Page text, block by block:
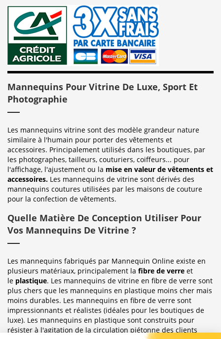
Mannequins Pour Vitrine De Luxe, Sport Et
Photographie
Les mannequins vitrine sont des modèle grandeur nature
similaire à l'humain pour porter des vêtements et
accessoires. Principalement utilisés dans les boutiques, par
les photographes, tailleurs, couturiers, coiffeurs... pour
l'affichage, l'ajustement ou la mise en valeur de vêtements et
accessoires. Les mannequins de vitrine sont dérivés des
mannequins coutures utilisées par les maisons de couture
pour la confection de vêtements.
Quelle Matière De Conception Utiliser Pour
Vos Mannequins De Vitrine ?
Les mannequins fabriqués par Mannequin Online existe en
plusieurs matériaux, principalement la fibre de verre et
le plastique. Les mannequins de vitrine en fibre de verre sont
plus chers que les mannequins en plastique moins cher mais
moins durables. Les mannequins en fibre de verre sont
impressionnants et réalistes (idéales pour les boutiques de
luxe). Les mannequins en plastique sont construits pour
résister à l'agitation de la circulation piétonne des clients